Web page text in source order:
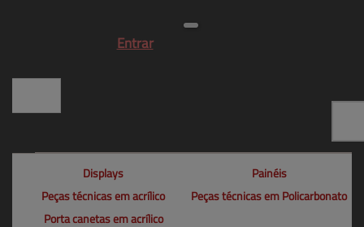
Entrar
Displays
Painéis
Peças técnicas em acrílico
Peças técnicas em Policarbonato
Porta canetas em acrílico